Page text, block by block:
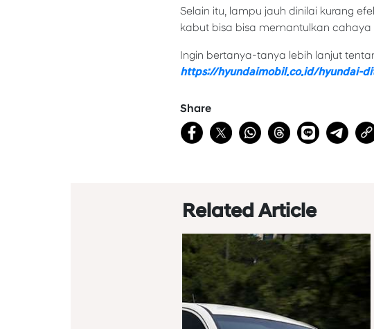
Selain itu, lampu jauh dinilai kurang
kabut bisa bisa memantulkan
Ingin bertanya-tanya lebih lanjut
https://hyundaimobil.co.id/hyundai-
Share
Related Article